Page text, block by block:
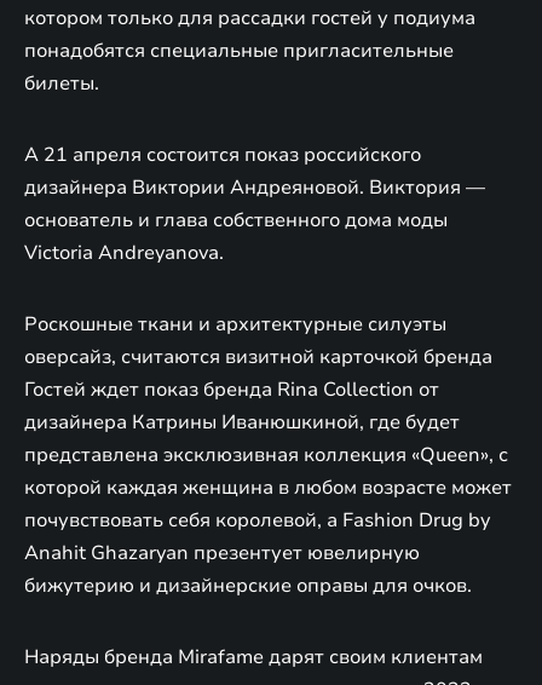
котором только для рассадки гостей у подиума
понадобятся специальные пригласительные
билеты.
А 21 апреля состоится показ российского
дизайнера Виктории Андреяновой. Виктория —
основатель и глава собственного дома моды
Victoria Andreyanova.
Роскошные ткани и архитектурные силуэты
оверсайз, считаются визитной карточкой бренда
Гостей ждет показ бренда Rina Collection от
дизайнера Катрины Иванюшкиной, где будет
представлена эксклюзивная коллекция «Queen», с
которой каждая женщина в любом возрасте может
почувствовать себя королевой, а Fashion Drug by
Anahit Ghazaryan презентует ювелирную
бижутерию и дизайнерские оправы для очков.
Наряды бренда Mirafame дарят своим клиентам